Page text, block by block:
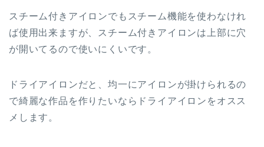
スチーム付きアイロンでもスチーム機能を使わなけれ
ば使用出来ますが、スチーム付きアイロンは上部に穴
が開いてるので使いにくいです。
ドライアイロンだと、均一にアイロンが掛けられるの
で綺麗な作品を作りたいならドライアイロンをオスス
メします。